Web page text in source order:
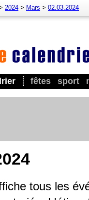
fêtes sport
2024 > Mars > 02.03.2024
tous les